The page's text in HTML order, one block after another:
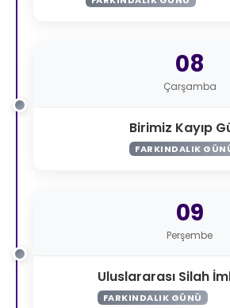
08
Çarşamba
Birimiz Kayıp
FARKINDALIK
09
Perşembe
Uluslararası Silah
FARKINDALIK GÜNÜ